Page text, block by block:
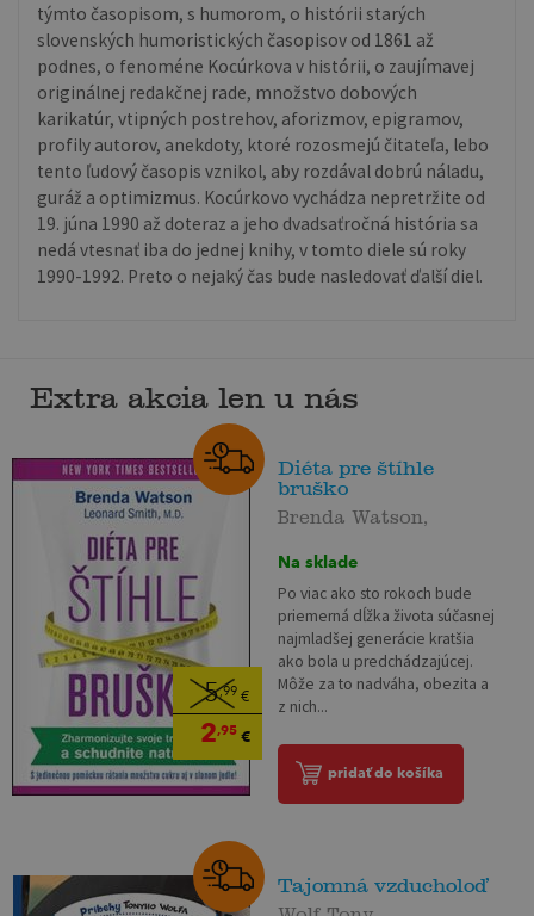
týmto časopisom, s humorom, o histórii starých
slovenských humoristických časopisov od 1861 až
podnes, o fenoméne Kocúrkova v histórii, o zaujímavej
originálnej redakčnej rade, množstvo dobových
karikatúr, vtipných postrehov, aforizmov, epigramov,
profily autorov, anekdoty, ktoré rozosmejú čitateľa, lebo
tento ľudový časopis vznikol, aby rozdával dobrú náladu,
guráž a optimizmus. Kocúrkovo vychádza nepretržite od
19. júna 1990 až doteraz a jeho dvadsaťročná história sa
nedá vtesnať iba do jednej knihy, v tomto diele sú roky
1990-1992. Preto o nejaký čas bude nasledovať ďalší diel.
Extra akcia len u nás
5,99 €
2,95€
Diéta pre štíhle
bruško
Brenda Watson,
Na sklade
Po viac ako sto rokoch bude
priemerná dĺžka života súčasnej
najmladšej generácie kratšia
ako bola u predchádzajúcej.
Môže za to nadváha, obezita a
z nich...
pridať do košíka
Tajomná vzducholoď
Wolf Tony